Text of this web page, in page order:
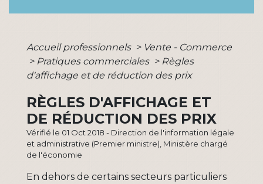
Accueil professionnels > Vente - Commerce
> Pratiques commerciales > Règles
d'affichage et de réduction des prix
RÈGLES D'AFFICHAGE ET
DE RÉDUCTION DES PRIX
Vérifié le 01 Oct 2018 - Direction de l'information légale
et administrative (Premier ministre), Ministère chargé
de l'économie
En dehors de certains secteurs particuliers